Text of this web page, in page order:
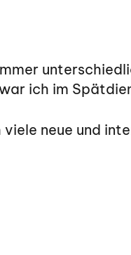
ich im
neue und